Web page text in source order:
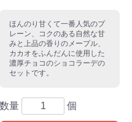
ほんのり甘くて一番人気のプ
レーン、コクのある自然な甘
みと上品の香りのメープル、
カカオをふんだんに使用した
濃厚チョコのショコラーデの
セットです。
数量 個